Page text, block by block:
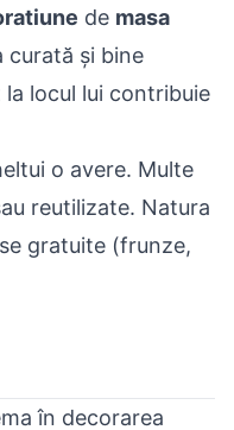
de masa
curată și bine
locul lui contribuie
o avere. Multe
reutilizate. Natura
gratuite (frunze,
în decorarea